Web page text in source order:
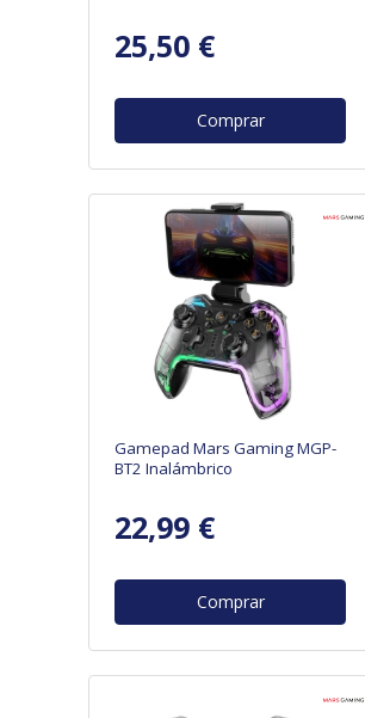
25,50 €
Comprar
Gamepad Mars Gaming MGP-
BT2 Inalámbrico
22,99 €
Comprar